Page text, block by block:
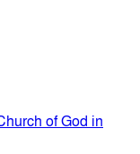
of God in